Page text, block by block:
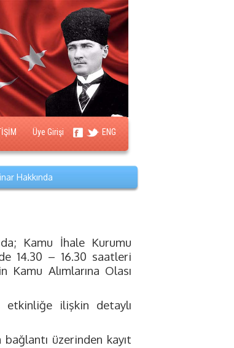
Üye Girişi ENG
Hakkında
Kamu İhale Kurumu
14.30 – 16.30 saatleri
Alımlarına Olası
etkinliğe ilişkin detaylı
üzerinden kayıt